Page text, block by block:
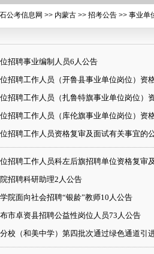
公考信息网 >> 内蒙古 >> 招考公告 >> 事业单
位招聘事业编制人员6人公告
位招聘工作人员（开鲁县事业单位岗位）资
招聘工作人员（扎鲁特旗事业单位岗位）
招聘工作人员（库伦旗事业单位岗位）资
招聘工作人员资格复审及面试有关事宜的
招聘工作人员科左后旗招聘单位资格复审
招聘科研助理2人公告
院面向社会招聘“银龄”教师10人公告
市卓资县招聘公益性岗位人员73人公告
校（和美中学）第四批次通过绿色通道引